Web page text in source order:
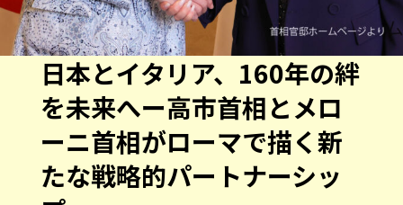
日本とイタリア、160年の絆
を未来へー高市首相とメロ
ーニ首相がローマで描く新
たな戦略的パートナーシッ